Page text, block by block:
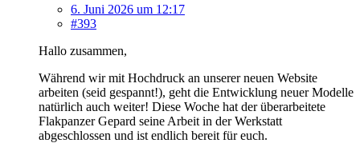
6. Juni 2026 um 12:17
#393
Hallo zusammen,
Während wir mit Hochdruck an unserer neuen Website
arbeiten (seid gespannt!), geht die Entwicklung neuer Modelle
natürlich auch weiter! Diese Woche hat der überarbeitete
Flakpanzer Gepard seine Arbeit in der Werkstatt
abgeschlossen und ist endlich bereit für euch.